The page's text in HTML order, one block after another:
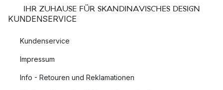
IHR ZUHAUSE FÜR SKANDINAVISCHES DESIGN
KUNDENSERVICE
Kundenservice
Impressum
Info - Retouren und Reklamationen